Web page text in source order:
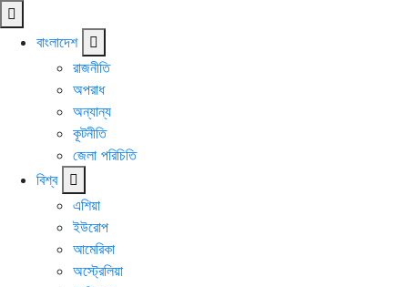
বাংলাদেশ
রাজনীতি
অপরাধ
অন্যান্য
কূটনীতি
জেলা পরিচিতি
বিশ্ব
এশিয়া
ইউরোপ
আমেরিকা
অস্ট্রেলিয়া